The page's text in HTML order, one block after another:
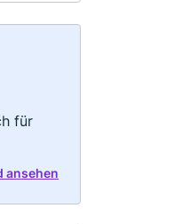
für
ansehen